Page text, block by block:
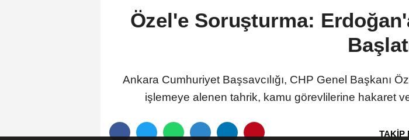
Özel'e Soruşturma:
Ankara Cumhuriyet Başsavcılığı, CHP Genel Başkanı
işlemeye alenen tahrik, kamu görevlilerine hakaret
TAKİP